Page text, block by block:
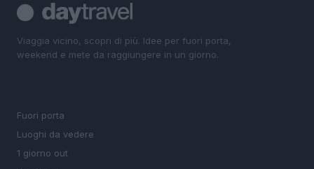
Viaggia vicino, scopri di più. Idee per fuori porta,
weekend e mete da raggiungere in un giorno.
Fuori porta
Luoghi da vedere
1 giorno out